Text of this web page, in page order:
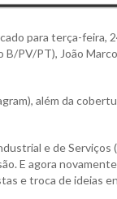
para terça-feira,
B/PV/PT), João
além da
e de Serviços
E agora
e troca de ideias